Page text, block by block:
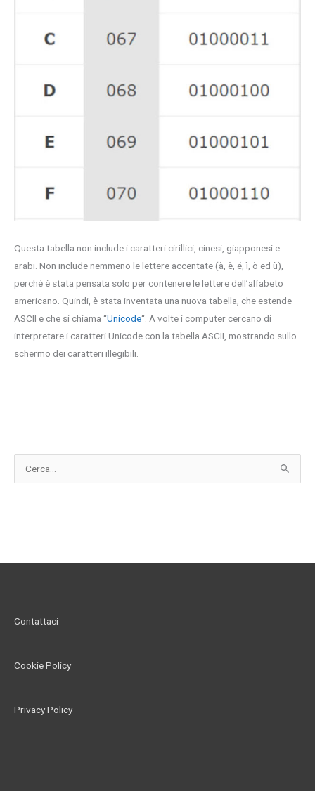
Questa tabella non include i caratteri cirillici, cinesi, giapponesi e
arabi. Non include nemmeno le lettere accentate (à, è, é, ì, ò ed ù),
perché è stata pensata solo per contenere le lettere dell’alfabeto
americano. Quindi, è stata inventata una nuova tabella, che estende
ASCII e che si chiama “Unicode“. A volte i computer cercano di
interpretare i caratteri Unicode con la tabella ASCII, mostrando sullo
schermo dei caratteri illegibili.
e
Contattaci
Cookie Policy
Privacy Policy